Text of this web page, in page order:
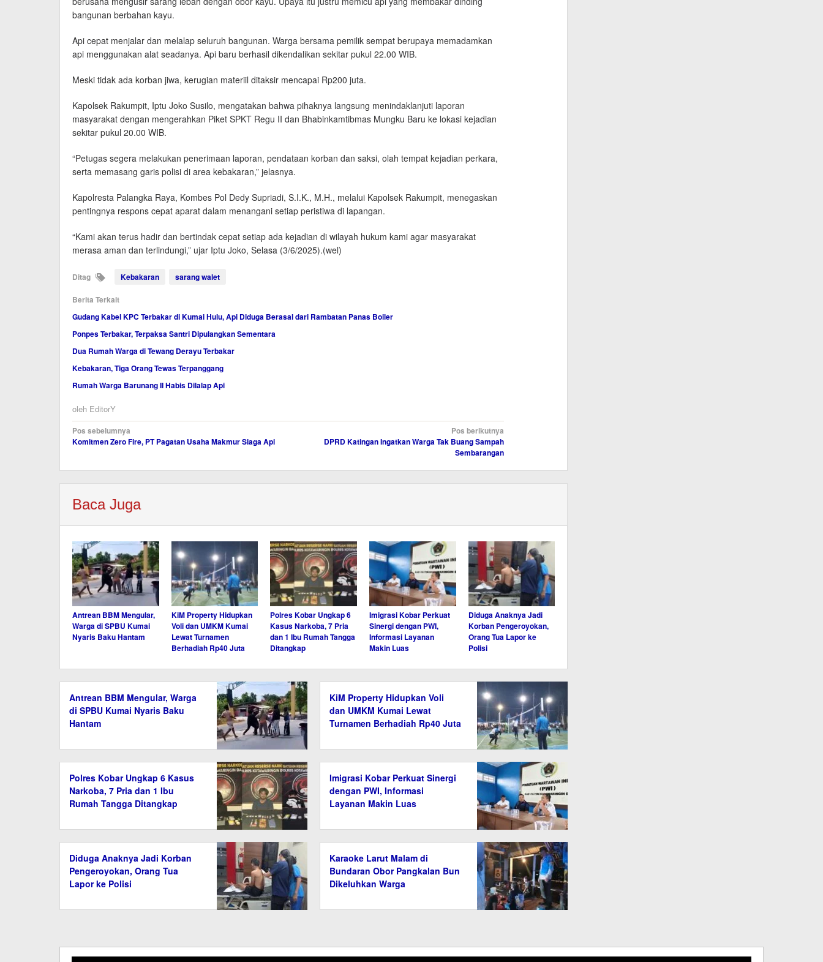
bangunan berbahan kayu.
Api cepat menjalar dan melalap seluruh bangunan. Warga bersama pemilik sempat berupaya memadamkan
api menggunakan alat seadanya. Api baru berhasil dikendalikan sekitar pukul 22.00 WIB.
Meski tidak ada korban jiwa, kerugian materiil ditaksir mencapai Rp200 juta.
Kapolsek Rakumpit, Iptu Joko Susilo, mengatakan bahwa pihaknya langsung menindaklanjuti laporan
masyarakat dengan mengerahkan Piket SPKT Regu II dan Bhabinkamtibmas Mungku Baru ke lokasi kejadian
sekitar pukul 20.00 WIB.
“Petugas segera melakukan penerimaan laporan, pendataan korban dan saksi, olah tempat kejadian perkara,
serta memasang garis polisi di area kebakaran,” jelasnya.
Kapolresta Palangka Raya, Kombes Pol Dedy Supriadi, S.I.K., M.H., melalui Kapolsek Rakumpit, menegaskan
pentingnya respons cepat aparat dalam menangani setiap peristiwa di lapangan.
“Kami akan terus hadir dan bertindak cepat setiap ada kejadian di wilayah hukum kami agar masyarakat
merasa aman dan terlindungi,” ujar Iptu Joko, Selasa (3/6/2025).(wel)
Ditag Kebakaran sarang walet
Berita Terkait
Gudang Kabel KPC Terbakar di Kumai Hulu, Api Diduga Berasal dari Rambatan Panas Boiler
Ponpes Terbakar, Terpaksa Santri Dipulangkan Sementara
Dua Rumah Warga di Tewang Derayu Terbakar
Kebakaran, Tiga Orang Tewas Terpanggang
Rumah Warga Barunang II Habis Dilalap Api
oleh EditorY
Navigasi
pos
Pos sebelumnya
Komitmen Zero Fire, PT Pagatan Usaha Makmur Siaga Api
Pos berikutnya
DPRD Katingan Ingatkan Warga Tak Buang Sampah
Sembarangan
Baca Juga
Antrean BBM Mengular,
Warga di SPBU Kumai
Nyaris Baku Hantam
KiM Property Hidupkan
Voli dan UMKM Kumai
Lewat Turnamen
Berhadiah Rp40 Juta
Polres Kobar Ungkap 6
Kasus Narkoba, 7 Pria
dan 1 Ibu Rumah Tangga
Ditangkap
Imigrasi Kobar Perkuat
Sinergi dengan PWI,
Informasi Layanan
Makin Luas
Diduga Anaknya Jadi
Korban Pengeroyokan,
Orang Tua Lapor ke
Polisi
Antrean BBM Mengular, Warga
di SPBU Kumai Nyaris Baku
Hantam
KiM Property Hidupkan Voli
dan UMKM Kumai Lewat
Turnamen Berhadiah Rp40 Juta
Polres Kobar Ungkap 6 Kasus
Narkoba, 7 Pria dan 1 Ibu
Rumah Tangga Ditangkap
Imigrasi Kobar Perkuat Sinergi
dengan PWI, Informasi
Layanan Makin Luas
Diduga Anaknya Jadi Korban
Pengeroyokan, Orang Tua
Lapor ke Polisi
Karaoke Larut Malam di
Bundaran Obor Pangkalan Bun
Dikeluhkan Warga